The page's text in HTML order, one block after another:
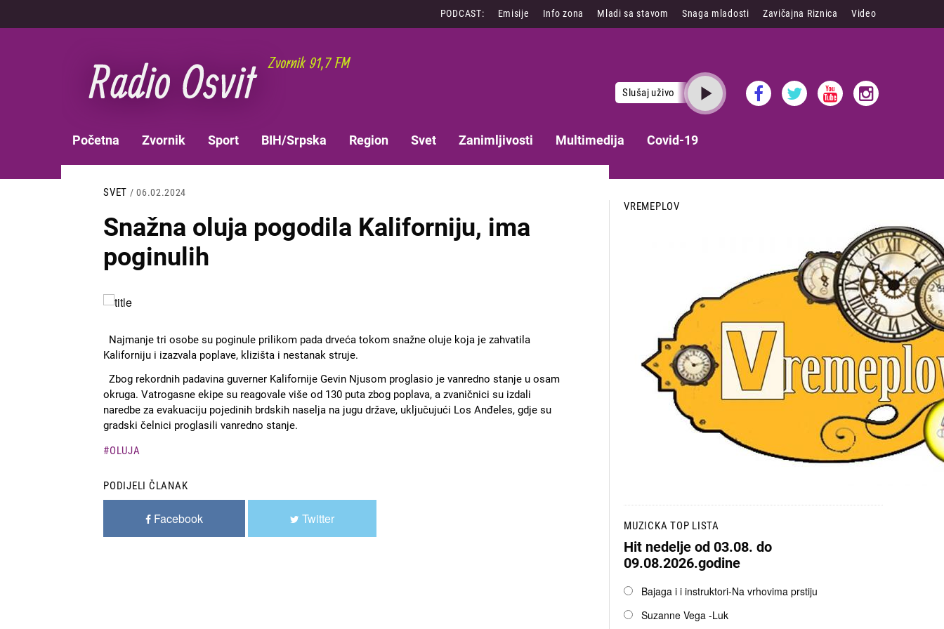
na
PODCAST: Emisije Info zona Mladi sa stavom Snaga mladosti Zavičajna Riznica Video
Slušaj uživo
NAVIGATION
Početna Zvornik Sport BIH/Srpska Region Svet Zanimljivosti Multimedija Covid-19
SVET / 06.02.2024
Snažna oluja pogodila Kaliforniju, ima
poginulih
Slika
Najmanje tri osobe su poginule prilikom pada drveća tokom snažne oluje koja je zahvatila
Kaliforniju i izazvala poplave, klizišta i nestanak struje.
Zbog rekordnih padavina guverner Kalifornije Gevin Njusom proglasio je vanredno stanje u osam
okruga. Vatrogasne ekipe su reagovale više od 130 puta zbog poplava, a zvaničnici su izdali
naredbe za evakuaciju pojedinih brdskih naselja na jugu države, uključujući Los Anđeles, gdje su
gradski čelnici proglasili vanredno stanje.
OLUJA
PODIJELI ČLANAK
Facebook Twitter
VREMEPLOV
MUZICKA TOP LISTA
Hit nedelje od 03.08. do
09.08.2026.godine
OpcijeBajaga i i instruktori-Na vrhovima prstiju
Suzanne Vega -Luk